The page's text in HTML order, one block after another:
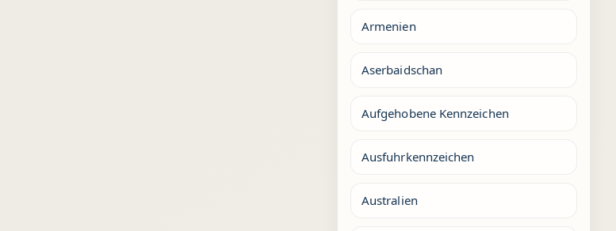
Armenien
Aserbaidschan
Aufgehobene Kennzeichen
Ausfuhrkennzeichen
Australien